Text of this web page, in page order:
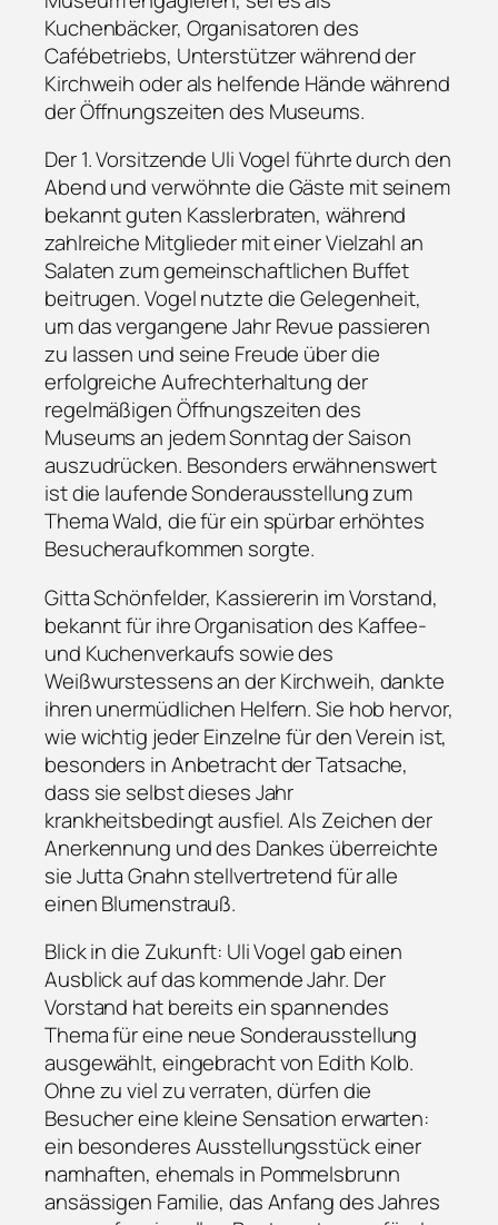
Kuchenbäcker, Organisatoren des
Cafébetriebs, Unterstützer während der
Kirchweih oder als helfende Hände während
der Öffnungszeiten des Museums.
Der 1. Vorsitzende Uli Vogel führte durch den
Abend und verwöhnte die Gäste mit seinem
bekannt guten Kasslerbraten, während
zahlreiche Mitglieder mit einer Vielzahl an
Salaten zum gemeinschaftlichen Buffet
beitrugen. Vogel nutzte die Gelegenheit,
um das vergangene Jahr Revue passieren
zu lassen und seine Freude über die
erfolgreiche Aufrechterhaltung der
regelmäßigen Öffnungszeiten des
Museums an jedem Sonntag der Saison
auszudrücken. Besonders erwähnenswert
ist die laufende Sonderausstellung zum
Thema Wald, die für ein spürbar erhöhtes
Besucheraufkommen sorgte.
Gitta Schönfelder, Kassiererin im Vorstand,
bekannt für ihre Organisation des Kaffee-
und Kuchenverkaufs sowie des
Weißwurstessens an der Kirchweih, dankte
ihren unermüdlichen Helfern. Sie hob hervor,
wie wichtig jeder Einzelne für den Verein ist,
besonders in Anbetracht der Tatsache,
dass sie selbst dieses Jahr
krankheitsbedingt ausfiel. Als Zeichen der
Anerkennung und des Dankes überreichte
sie Jutta Gnahn stellvertretend für alle
einen Blumenstrauß.
Blick in die Zukunft: Uli Vogel gab einen
Ausblick auf das kommende Jahr. Der
Vorstand hat bereits ein spannendes
Thema für eine neue Sonderausstellung
ausgewählt, eingebracht von Edith Kolb.
Ohne zu viel zu verraten, dürfen die
Besucher eine kleine Sensation erwarten:
ein besonderes Ausstellungsstück einer
namhaften, ehemals in Pommelsbrunn
ansässigen Familie, das Anfang des Jahres